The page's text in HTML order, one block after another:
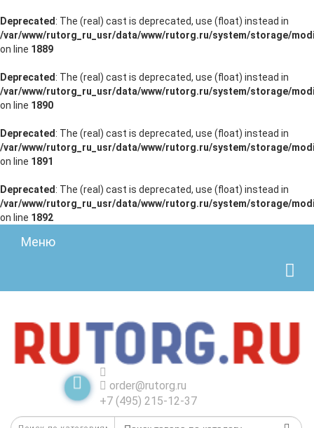
Deprecated : The (real) cast is deprecated, use (float) instead in
/var/www/rutorg_ru_usr/data/www/rutorg.ru/system/storage/
on line 1889
Deprecated : The (real) cast is deprecated, use (float) instead in
/var/www/rutorg_ru_usr/data/www/rutorg.ru/system/storage/
on line 1890
Deprecated : The (real) cast is deprecated, use (float) instead in
/var/www/rutorg_ru_usr/data/www/rutorg.ru/system/storage/
on line 1891
Deprecated : The (real) cast is deprecated, use (float) instead in
/var/www/rutorg_ru_usr/data/www/rutorg.ru/system/storage/
on line 1892
Меню
order@rutorg.ru
+7 (495) 215-12-37